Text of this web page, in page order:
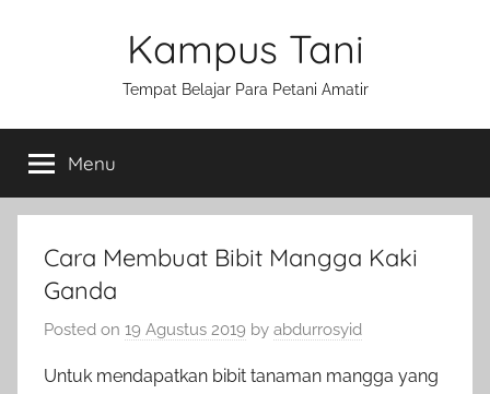
Kampus Tani
Tempat Belajar Para Petani Amatir
Menu
Cara Membuat Bibit Mangga Kaki
Ganda
Posted on 19 Agustus 2019 by abdurrosyid
Untuk mendapatkan bibit tanaman mangga yang